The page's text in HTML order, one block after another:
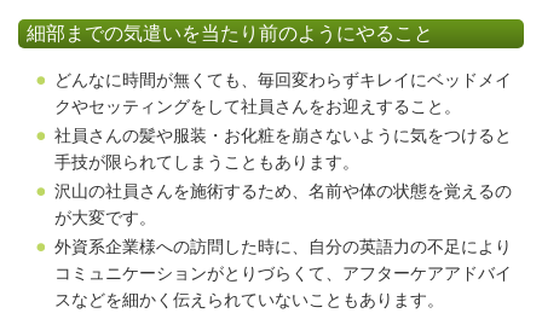
細部までの気遣いを当たり前のようにやること
どんなに時間が無くても、毎回変わらずキレイにベッドメイ
クやセッティングをして社員さんをお迎えすること。
社員さんの髪や服装・お化粧を崩さないように気をつけると
手技が限られてしまうこともあります。
沢山の社員さんを施術するため、名前や体の状態を覚えるの
が大変です。
外資系企業様への訪問した時に、自分の英語力の不足により
コミュニケーションがとりづらくて、アフターケアアドバイ
スなどを細かく伝えられていないこともあります。